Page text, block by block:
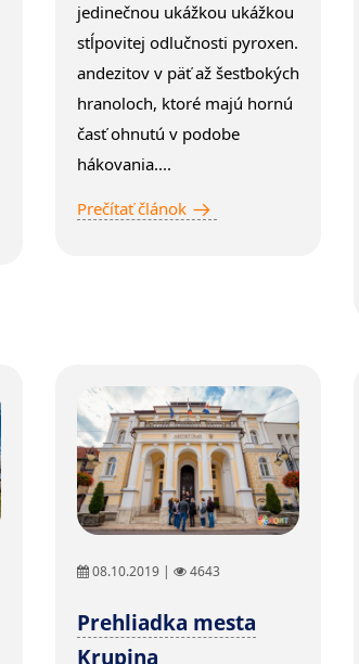
jedinečnou ukážkou ukážkou
stĺpovitej odlučnosti pyroxen.
andezitov v päť až šesťbokých
hranoloch, ktoré majú hornú
časť ohnutú v podobe
hákovania....
Prečítať článok
08.10.2019 | 4643
Prehliadka mesta
Krupina